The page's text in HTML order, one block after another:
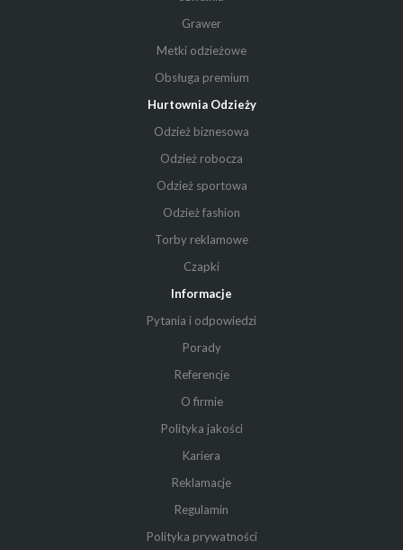
Grawer
Metki odzieżowe
Obsługa premium
Hurtownia Odzieży
Odzież biznesowa
Odzież robocza
Odzież sportowa
Odzież fashion
Torby reklamowe
Czapki
Informacje
Pytania i odpowiedzi
Porady
Referencje
O firmie
Polityka jakości
Kariera
Reklamacje
Regulamin
Polityka prywatności